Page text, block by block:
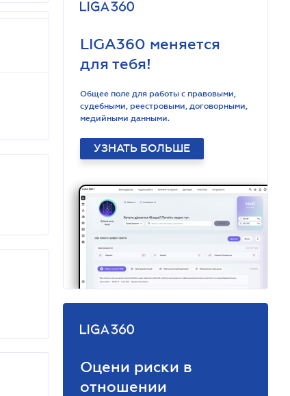
LIGA360 меняется
для тебя!
Общее поле для работы с правовыми,
судебными, реестровыми, договорными,
медийными данными.
УЗНАТЬ БОЛЬШЕ
Оцени риски в
отношении